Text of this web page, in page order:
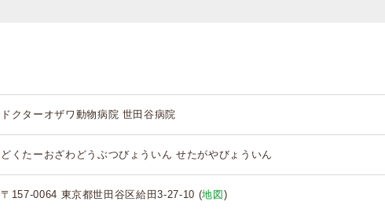
ドクターオザワ動物病院 世田谷病院
どくたーおざわどうぶつびょういん せたがやびょういん
〒157-0064 東京都世田谷区給田3-27-10 (地図 )